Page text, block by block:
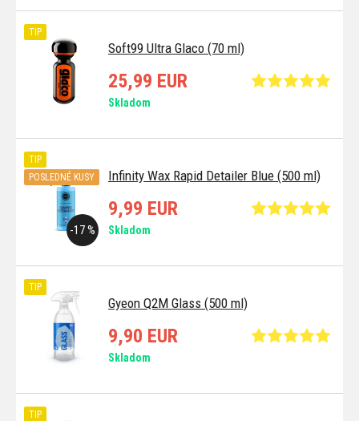
Soft99 Ultra Glaco (70 ml)
TIP
25,99 EUR
Skladom
Infinity Wax Rapid Detailer Blue (500 ml)
-17 %
TIP
POSLEDNÉ KUSY
9,99 EUR
Skladom
Gyeon Q2M Glass (500 ml)
TIP
9,90 EUR
Skladom
TIP